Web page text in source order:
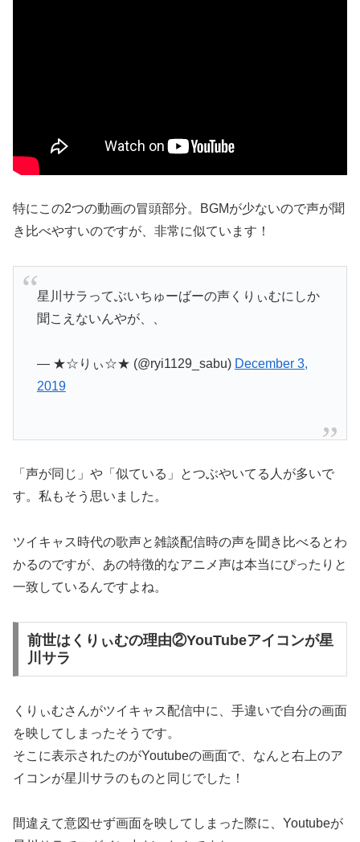
特にこの2つの動画の冒頭部分。BGMが少ないので声が聞
き比べやすいのですが、非常に似ています！
星川サラってぶいちゅーばーの声くりぃむにしか
聞こえないんやが、、
— ★☆りぃ☆★ (@ryi1129_sabu) December 3,
2019
「声が同じ」や「似ている」とつぶやいてる人が多いで
す。私もそう思いました。
ツイキャス時代の歌声と雑談配信時の声を聞き比べるとわ
かるのですが、あの特徴的なアニメ声は本当にぴったりと
一致しているんですよね。
前世はくりぃむの理由②YouTubeアイコンが星
川サラ
くりぃむさんがツイキャス配信中に、手違いで自分の画面
を映してしまったそうです。
そこに表示されたのがYoutubeの画面で、なんと右上のア
イコンが星川サラのものと同じでした！
間違えて意図せず画面を映してしまった際に、Youtubeが